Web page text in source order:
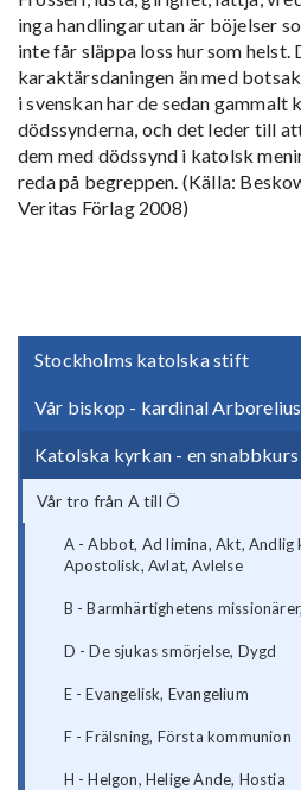
Stockholms katolska stift
Vår biskop - kardinal Arborelius
Katolska kyrkan - en snabbkurs
Vår tro från A till Ö
A - Abbot, Ad limina, Akt, Andlig
Apostolisk, Avlat, Avlelse
B - Barmhärtighetens
D - De sjukas smörjelse, Dygd
E - Evangelisk, Evangelium
F - Frälsning, Första kommunion
H - Helgon, Helige Ande, Hostia
inga handlingar utan är böjelser
inte får släppa loss hur som helst.
karaktärsdaningen än med
i svenskan har de sedan
dödssynderna, och det leder till
dem med dödssynd i katolsk
reda på begreppen. (Källa:
Veritas Förlag 2008)